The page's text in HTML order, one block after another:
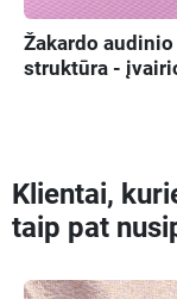
Žakardo audinio
struktūra -
Klientai,
taip pat